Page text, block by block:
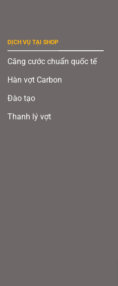
DỊCH VỤ TẠI SHOP
Căng cước chuẩn quốc tế
Hàn vợt Carbon
Đào tạo
Thanh lý vợt